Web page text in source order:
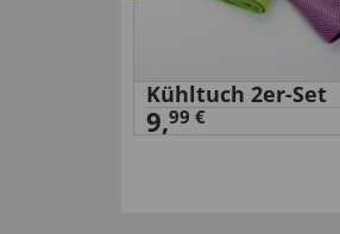
Kühltuch 2er-Set
9,99 €